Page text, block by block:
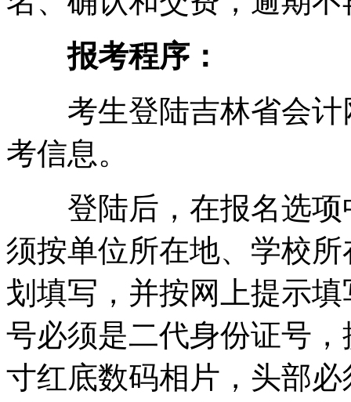
报考程序：
考生登陆吉林省会计
考信息。
登陆后，在报名选项
须按单位所在地、学校
划填写，并按网上提示
号必须是二代身份证号
寸红底数码相片，头部